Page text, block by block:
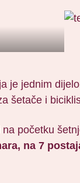
je jednim
šetače i
početku
na 7